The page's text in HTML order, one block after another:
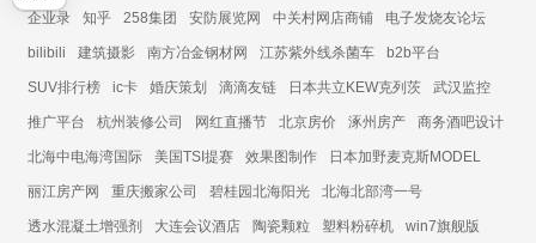
企业录 知乎 258集团 安防展览网 中关村网店商铺 电子发烧友论坛
bilibili 建筑摄影 南方冶金钢材网 江苏紫外线杀菌车 b2b平台
SUV排行榜 ic卡 婚庆策划 滴滴友链 日本共立KEW克列茨 武汉监控
推广平台 杭州装修公司 网红直播节 北京房价 涿州房产 商务酒吧设计
北海中电海湾国际 美国TSI提赛 效果图制作 日本加野麦克斯MODEL
丽江房产网 重庆搬家公司 碧桂园北海阳光 北海北部湾一号
透水混凝土增强剂 大连会议酒店 陶瓷颗粒 塑料粉碎机 win7旗舰版